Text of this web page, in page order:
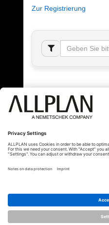
Zur Registrierung
Fehler!
Bitte melden Sie sich
zu können.
© ALLPLAN Schweiz AG